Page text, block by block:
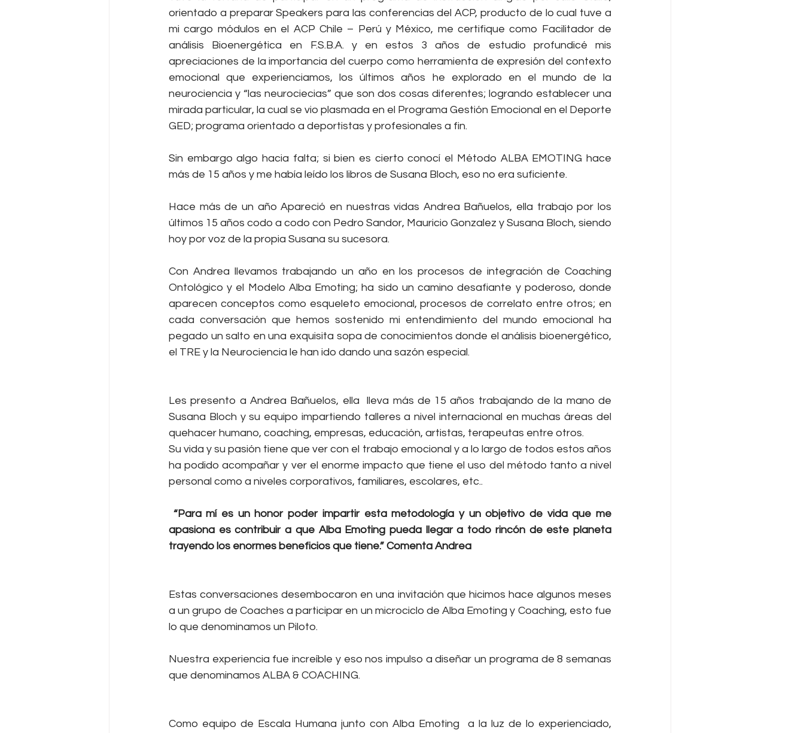
orientado a preparar Speakers para las conferencias del ACP, producto de lo cual tuve a
mi cargo módulos en el ACP Chile – Perú y México, me certifique como Facilitador de
análisis Bioenergética en F.S.B.A. y en estos 3 años de estudio profundicé mis
apreciaciones de la importancia del cuerpo como herramienta de expresión del contexto
emocional que experienciamos, los últimos años he explorado en el mundo de la
neurociencia y “las neurociecias” que son dos cosas diferentes; logrando establecer una
mirada particular, la cual se vio plasmada en el Programa Gestión Emocional en el Deporte
GED; programa orientado a deportistas y profesionales a fin.
Sin embargo algo hacia falta; si bien es cierto conocí el Método ALBA EMOTING hace
más de 15 años y me había leído los libros de Susana Bloch, eso no era suficiente.
Hace más de un año Apareció en nuestras vidas Andrea Bañuelos, ella trabajo por los
últimos 15 años codo a codo con Pedro Sandor, Mauricio Gonzalez y Susana Bloch, siendo
hoy por voz de la propia Susana su sucesora.
Con Andrea llevamos trabajando un año en los procesos de integración de Coaching
Ontológico y el Modelo Alba Emoting; ha sido un camino desafiante y poderoso, donde
aparecen conceptos como esqueleto emocional, procesos de correlato entre otros; en
cada conversación que hemos sostenido mi entendimiento del mundo emocional ha
pegado un salto en una exquisita sopa de conocimientos donde el análisis bioenergético,
el TRE y la Neurociencia le han ido dando una sazón especial.
Les presento a Andrea Bañuelos, ella  lleva más de 15 años trabajando de la mano de
Susana Bloch y su equipo impartiendo talleres a nivel internacional en muchas áreas del
quehacer humano, coaching, empresas, educación, artistas, terapeutas entre otros.
Su vida y su pasión tiene que ver con el trabajo emocional y a lo largo de todos estos años
ha podido acompañar y ver el enorme impacto que tiene el uso del método tanto a nivel
personal como a niveles corporativos, familiares, escolares, etc..
apasiona es contribuir a que Alba Emoting pueda llegar a todo rincón de este planeta
trayendo los enormes beneficios que tiene.” Comenta Andrea
Estas conversaciones desembocaron en una invitación que hicimos hace algunos meses
a un grupo de Coaches a participar en un microciclo de Alba Emoting y Coaching, esto fue
lo que denominamos un Piloto.
Nuestra experiencia fue increíble y eso nos impulso a diseñar un programa de 8 semanas
que denominamos ALBA & COACHING.
Como equipo de Escala Humana junto con Alba Emoting  a la luz de lo experienciado,